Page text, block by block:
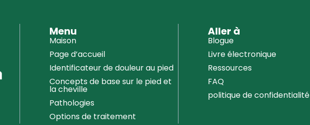
Menu
Maison
Page d’accueil
Identificateur de douleur au pied
Concepts de base sur le pied et
la cheville
Pathologies
Options de traitement
Aller à
Blogue
Livre électronique
Ressources
FAQ
politique de confidentialité